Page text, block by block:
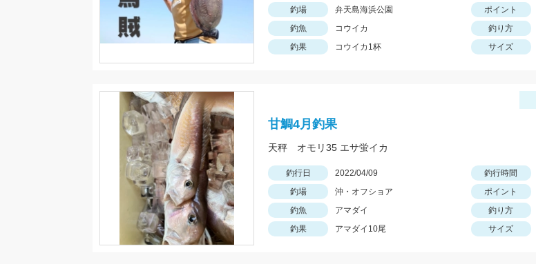
釣場
弁天島海浜公園
ポイント
釣魚
コウイカ 釣り方
釣果
コウイカ1杯 サイズ
甘鯛4月釣果
天秤 オモリ35 エサ蛍イカ
釣行日 2022/04/09 釣行時間
釣場
沖・オフショア ポイント
釣魚
アマダイ 釣り方
釣果
アマダイ10尾 サイズ